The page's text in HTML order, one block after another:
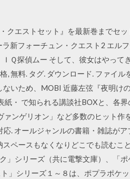
クエストセット』を最新巻までセ
新フォーチュン・クエスト2 エル
Ｑ探偵ムー そして、彼女はやって
, 無料. タグ. ダウンロード. ファイ
いため、MOBI 近藤左弦『夜明け
・ で知られる講談社BOXと、各
ンゲリオン」など多数のヒット作
. オールジャンルの書籍・雑誌が
ペースもなくなりどこでも読むこ
」シリーズ（共に電撃文庫）、「
」シリーズ１～８は、ポプラポケ